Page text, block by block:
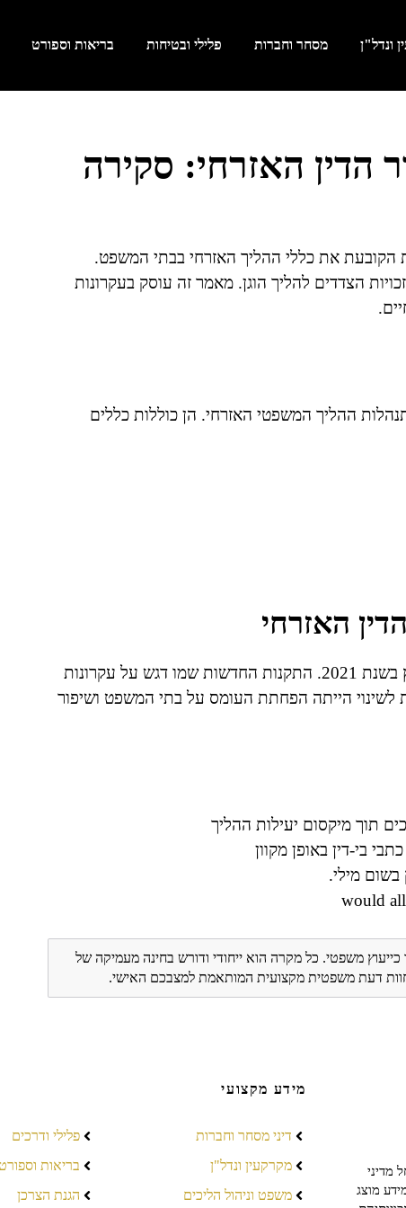
ונדל"ן מסחר וחברות פלילי ובטיחות בריאות וספורט
הדין האזרחי: סקירה
הקובעת את כללי ההליך האזרחי בבתי המשפט.
הצדדים להליך הוגן. מאמר זה עוסק בעקרונות
ההליך המשפטי האזרחי. הן כוללות כללים
האזרחי
התיקון המשמעותי בתקנות סדר הדין האזרחי נכנס לתוקץ בשנת 2021. התקנות החדשות שמו דגש על עקרונות
לשינוי הייתה הפחתת העומס על בתי המשפט ושיפור
תוך מיקסום יעילות ההליך
בי-דין באופן מקוון
מילי.
כייעוץ משפטי. כל מקרה הוא ייחודי ודורש בחינה מעמיקה של
חוות דעת משפטית מקצועית המותאמת למצבכם האישי.
מדיני
מוצג
מידע מקצועי
דיני מסחר וחברות
מקרקעין ונדל"ן
משפט וניהול הליכים
פלילי ודרכים
בריאות
הגנת הצרכן